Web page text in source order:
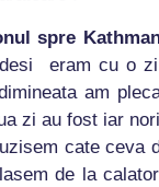
spre
eram cu o zi
am
zi au fost iar
cate ceva
de la